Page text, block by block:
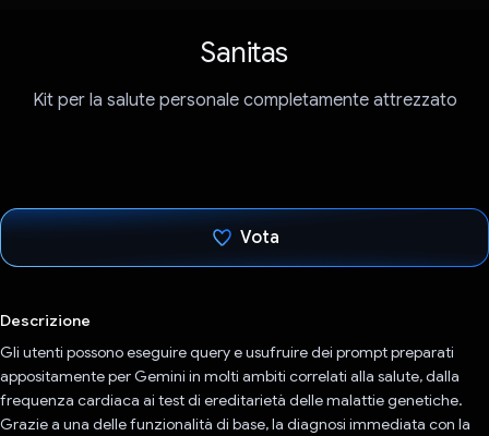
Sanitas
Kit per la salute personale completamente attrezzato
Vota
Descrizione
Gli utenti possono eseguire query e usufruire dei prompt preparati
appositamente per Gemini in molti ambiti correlati alla salute, dalla
frequenza cardiaca ai test di ereditarietà delle malattie genetiche.
Grazie a una delle funzionalità di base, la diagnosi immediata con la